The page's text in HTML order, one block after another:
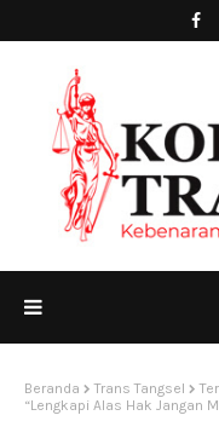
Beranda Trans Tangsel
“Lengkapi Alas Hak Jangan